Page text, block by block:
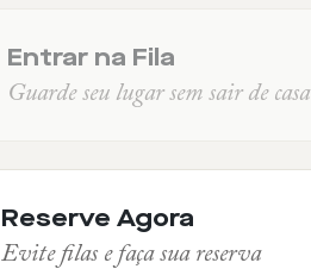
Entrar na Fila
Guarde seu lugar sem sair de casa
Reserve Agora
Evite filas e faça sua reserva